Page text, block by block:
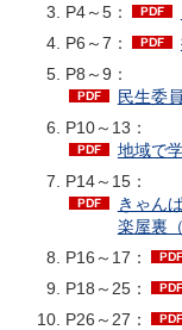
P4～5：
P6～7：
P8～9：
民生委
P10～13：
地域で
P14～15：
きゃん
楽屋裏
P16～17：
P18～25：
P26～27：